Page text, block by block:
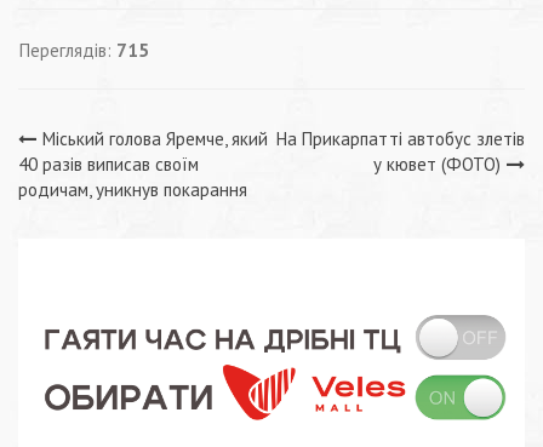
Переглядів: 715
Навігація
записів
Міський голова Яремче, який
40 разів виписав своїм
родичам, уникнув покарання
На Прикарпатті автобус злетів
у кювет (ФОТО)